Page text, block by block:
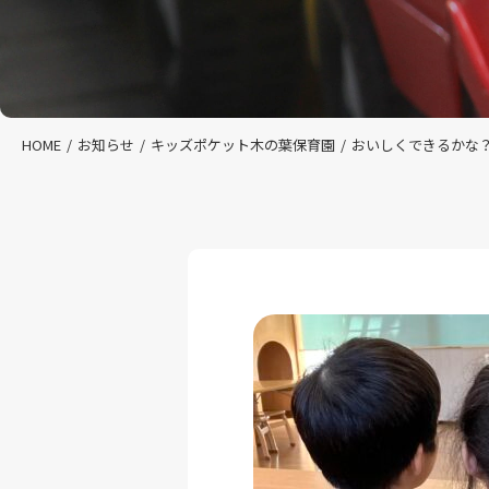
HOME お知らせ キッズポケット木の葉保育園 おいしくできるかな